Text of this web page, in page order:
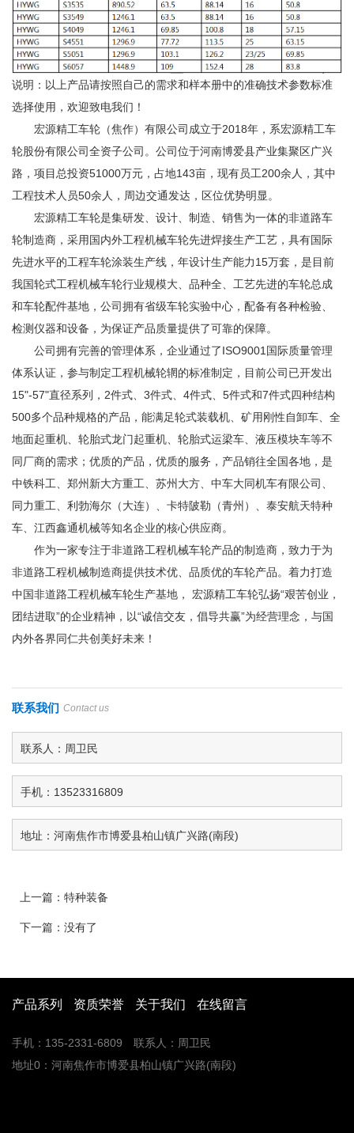
说明：以上产品请按照自己的需求和样本册中的准确技术参数标准
选择使用，欢迎致电我们！
宏源精工车轮（焦作）有限公司成立于2018年，系宏源精工车
轮股份有限公司全资子公司。公司位于河南博爱县产业集聚区广兴
路，项目总投资51000万元，占地143亩，现有员工200余人，其中
工程技术人员50余人，周边交通发达，区位优势明显。
宏源精工车轮是集研发、设计、制造、销售为一体的非道路车
轮制造商，采用国内外工程机械车轮先进焊接生产工艺，具有国际
先进水平的工程车轮涂装生产线，年设计生产能力15万套，是目前
我国轮式工程机械车轮行业规模大、品种全、工艺先进的车轮总成
和车轮配件基地，公司拥有省级车轮实验中心，配备有各种检验、
检测仪器和设备，为保证产品质量提供了可靠的保障。
公司拥有完善的管理体系，企业通过了ISO9001国际质量管理
体系认证，参与制定工程机械轮辋的标准制定，目前公司已开发出
15"-57"直径系列，2件式、3件式、4件式、5件式和7件式四种结构
500多个品种规格的产品，能满足轮式装载机、矿用刚性自卸车、全
地面起重机、轮胎式龙门起重机、轮胎式运梁车、液压模块车等不
同厂商的需求；优质的产品，优质的服务，产品销往全国各地，是
中铁科工、郑州新大方重工、苏州大方、中车大同机车有限公司、
同力重工、利勃海尔（大连）、卡特陂勒（青州）、泰安航天特种
车、江西鑫通机械等知名企业的核心供应商。
作为一家专注于非道路工程机械车轮产品的制造商，致力于为
非道路工程机械制造商提供技术优、品质优的车轮产品。着力打造
中国非道路工程机械车轮生产基地， 宏源精工车轮弘扬“艰苦创业，
团结进取”的企业精神，以“诚信交友，倡导共赢”为经营理念，与国
内外各界同仁共创美好未来！
联系我们 Contact us
联系人：周卫民
手机：13523316809
地址：河南焦作市博爱县柏山镇广兴路(南段)
上一篇： 特种装备
下一篇： 没有了
产品系列 资质荣誉 关于我们 在线留言
手机：135-2331-6809 联系人：周卫民
地址0：河南焦作市博爱县柏山镇广兴路(南段)